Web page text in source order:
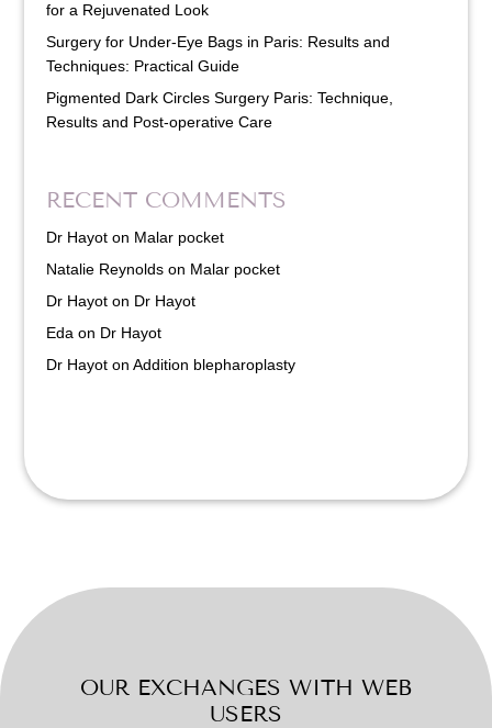
for a Rejuvenated Look
Surgery for Under-Eye Bags in Paris: Results and
Techniques: Practical Guide
Pigmented Dark Circles Surgery Paris: Technique,
Results and Post-operative Care
RECENT COMMENTS
Dr Hayot on Malar pocket
Natalie Reynolds on Malar pocket
Dr Hayot on Dr Hayot
Eda on Dr Hayot
Dr Hayot onAddition blepharoplasty
OUR EXCHANGES WITH WEB
USERS